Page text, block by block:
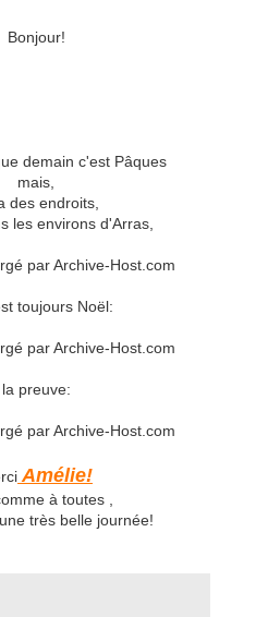
Bonjour!
demain c'est Pâques
mais,
des endroits,
les environs d'Arras,
toujours Noël:
la preuve:
Amélie!
à toutes ,
très belle journée!